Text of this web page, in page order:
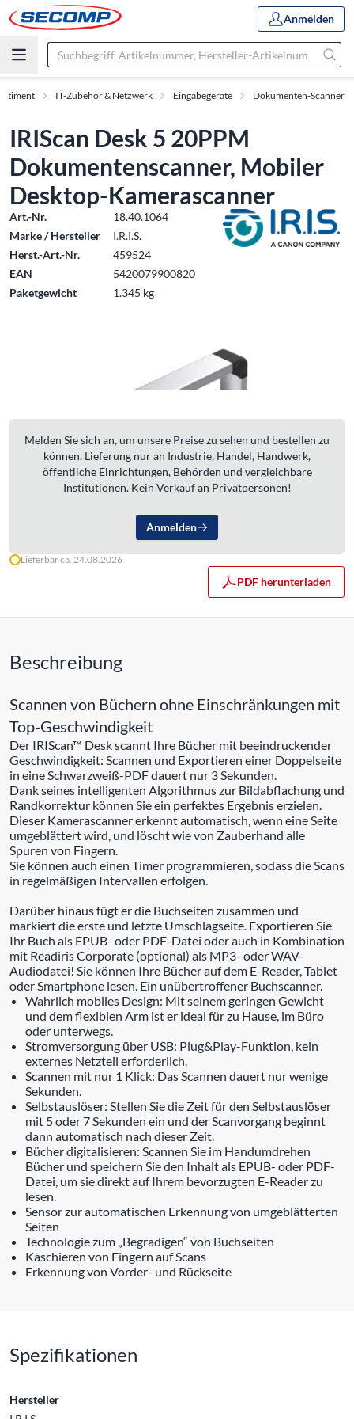
Anmelden
IT-Zubehör & Netzwerk Eingabegeräte Dokumenten-Scanner
IRIScan Desk 5 20PPM
Dokumentenscanner, Mobiler
Desktop-Kamerascanner
Art.-Nr.
18.40.1064
Marke / Hersteller
I.R.I.S.
Herst.-Art.-Nr.
459524
EAN
5420079900820
Paketgewicht
1.345 kg
Melden Sie sich an, um unsere Preise zu sehen und bestellen zu
können. Lieferung nur an Industrie, Handel, Handwerk,
öffentliche Einrichtungen, Behörden und vergleichbare
Institutionen. Kein Verkauf an Privatpersonen!
Anmelden
Lieferbar ca. 24.08.2026
PDF herunterladen
Beschreibung
Scannen von Büchern ohne Einschränkungen mit
Top-Geschwindigkeit
Der IRIScan™ Desk scannt Ihre Bücher mit beeindruckender
Geschwindigkeit: Scannen und Exportieren einer Doppelseite
in eine Schwarzweiß-PDF dauert nur 3 Sekunden.
Dank seines intelligenten Algorithmus zur Bildabflachung und
Randkorrektur können Sie ein perfektes Ergebnis erzielen.
Dieser Kamerascanner erkennt automatisch, wenn eine Seite
umgeblättert wird, und löscht wie von Zauberhand alle
Spuren von Fingern.
Sie können auch einen Timer programmieren, sodass die Scans
in regelmäßigen Intervallen erfolgen.
Darüber hinaus fügt er die Buchseiten zusammen und
markiert die erste und letzte Umschlagseite. Exportieren Sie
Ihr Buch als EPUB- oder PDF-Datei oder auch in Kombination
mit Readiris Corporate (optional) als MP3- oder WAV-
Audiodatei! Sie können Ihre Bücher auf dem E-Reader, Tablet
oder Smartphone lesen. Ein unübertroffener Buchscanner.
Wahrlich mobiles Design: Mit seinem geringen Gewicht
und dem flexiblen Arm ist er ideal für zu Hause, im Büro
oder unterwegs.
Stromversorgung über USB: Plug&Play-Funktion, kein
externes Netzteil erforderlich.
Scannen mit nur 1 Klick: Das Scannen dauert nur wenige
Sekunden.
Selbstauslöser: Stellen Sie die Zeit für den Selbstauslöser
mit 5 oder 7 Sekunden ein und der Scanvorgang beginnt
dann automatisch nach dieser Zeit.
Bücher digitalisieren: Scannen Sie im Handumdrehen
Bücher und speichern Sie den Inhalt als EPUB- oder PDF-
Datei, um sie direkt auf Ihrem bevorzugten E-Reader zu
lesen.
Sensor zur automatischen Erkennung von umgeblätterten
Seiten
Technologie zum „Begradigen“ von Buchseiten
Kaschieren von Fingern auf Scans
Erkennung von Vorder- und Rückseite
Spezifikationen
Hersteller